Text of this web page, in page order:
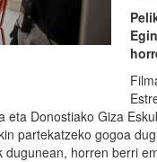
Donostiako Giza
partekatzeko gogoa
horren berri